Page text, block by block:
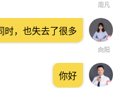
周凡
向阳
时，也失去了很多
你好